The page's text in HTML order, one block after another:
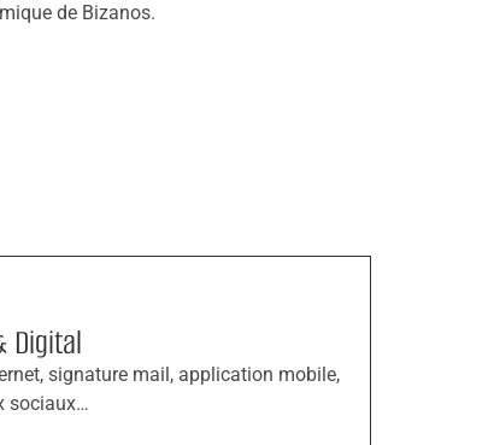
de Bizanos.
Digital
signature mail, application mobile,
sociaux…